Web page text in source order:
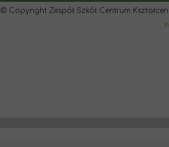
© Copyright Zespół Szkół Centrum